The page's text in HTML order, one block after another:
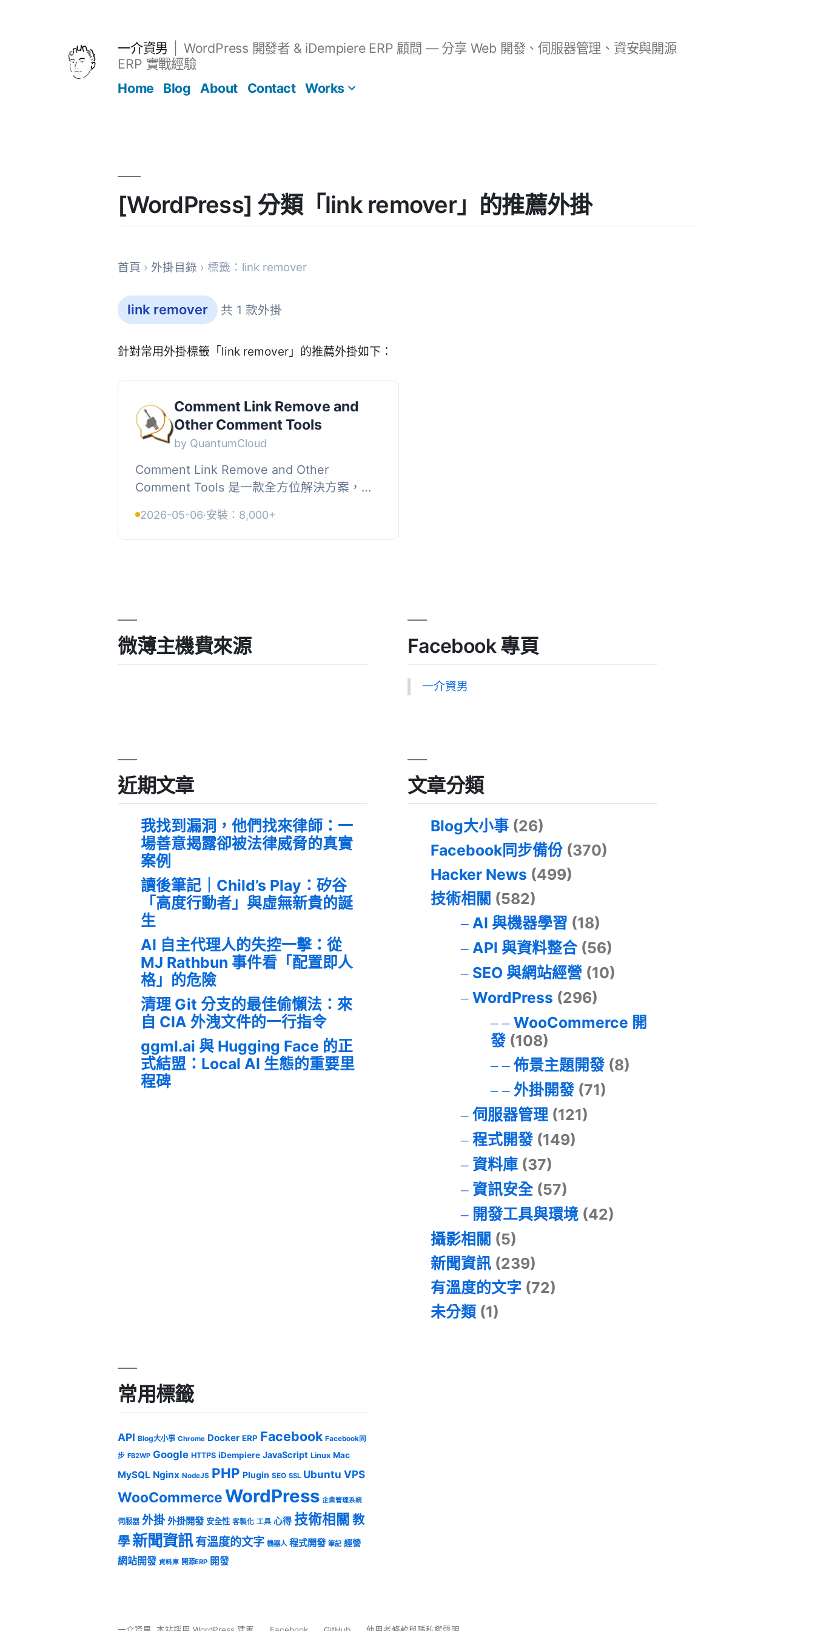
一介資男
WordPress 開發者 & iDempiere ERP 顧問 — 分享 Web 開發、伺服器管理、資安與開源
ERP 實戰經驗
Home
Blog About Contact Works
[WordPress] 分類「link remover」的推薦外掛
首頁 › 外掛目錄 › 標籤：link remover
link remover 共 1 款外掛
針對常用外掛標籤「link remover」的推薦外掛如下：
Comment Link Remove and
Other Comment Tools
by QuantumCloud
Comment Link Remove and Other
Comment Tools 是一款全方位解決方案，旨
外掛能有效移除用戶評論中的作者連結及其...
2026-05-06·安裝：8,000+
微薄主機費來源 Facebook 專頁
一介資男
近期文章
我找到漏洞，他們找來律師：一
場善意揭露卻被法律威脅的真實
案例
讀後筆記｜Child’s Play：矽谷
「高度行動者」與虛無新貴的誕
生
AI 自主代理人的失控一擊：從
MJ Rathbun 事件看「配置即人
格」的危險
清理 Git 分支的最佳偷懶法：來
自 CIA 外洩文件的一行指令
ggml.ai 與 Hugging Face 的正
式結盟：Local AI 生態的重要里
程碑
文章分類
Blog大小事 (26)
Facebook同步備份 (370)
Hacker News (499)
技術相關 (582)
AI 與機器學習 (18)
API 與資料整合(56)
SEO 與網站經營 (10)
WordPress (296)
WooCommerce 開
發(108)
佈景主題開發(8)
外掛開發(71)
伺服器管理(121)
程式開發(149)
資料庫(37)
資訊安全(57)
開發工具與環境(42)
攝影相關 (5)
新聞資訊 (239)
有溫度的文字 (72)
未分類 (1)
常用標籤
API Blog大小事 Chrome Docker ERP Facebook Facebook同
步 FB2WP Google HTTPS iDempiere JavaScript Linux Mac
MySQL Nginx NodeJS PHP Plugin SEO SSL Ubuntu VPS
WooCommerceWordPress 企業管理系統
伺服器 外掛 外掛開發 安全性 客製化 工具 心得 技術相關 教
學 新聞資訊有溫度的文字 機器人 程式開發 筆記 經營
網站開發 資料庫 開源ERP 開發